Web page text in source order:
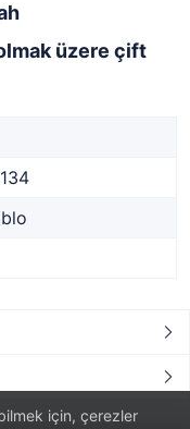
için, çerezler
olmak üzere çift